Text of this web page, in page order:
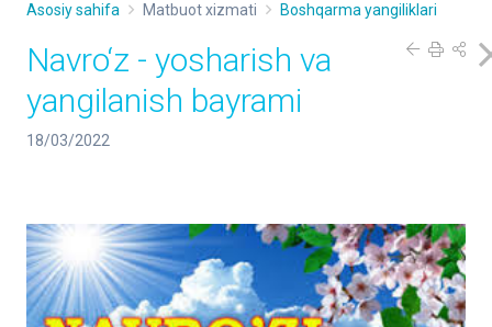
Asosiy sahifa Matbuot xizmati Boshqarma yangiliklari
Navro‘z - yosharish va
yangilanish bayrami
18/03/2022